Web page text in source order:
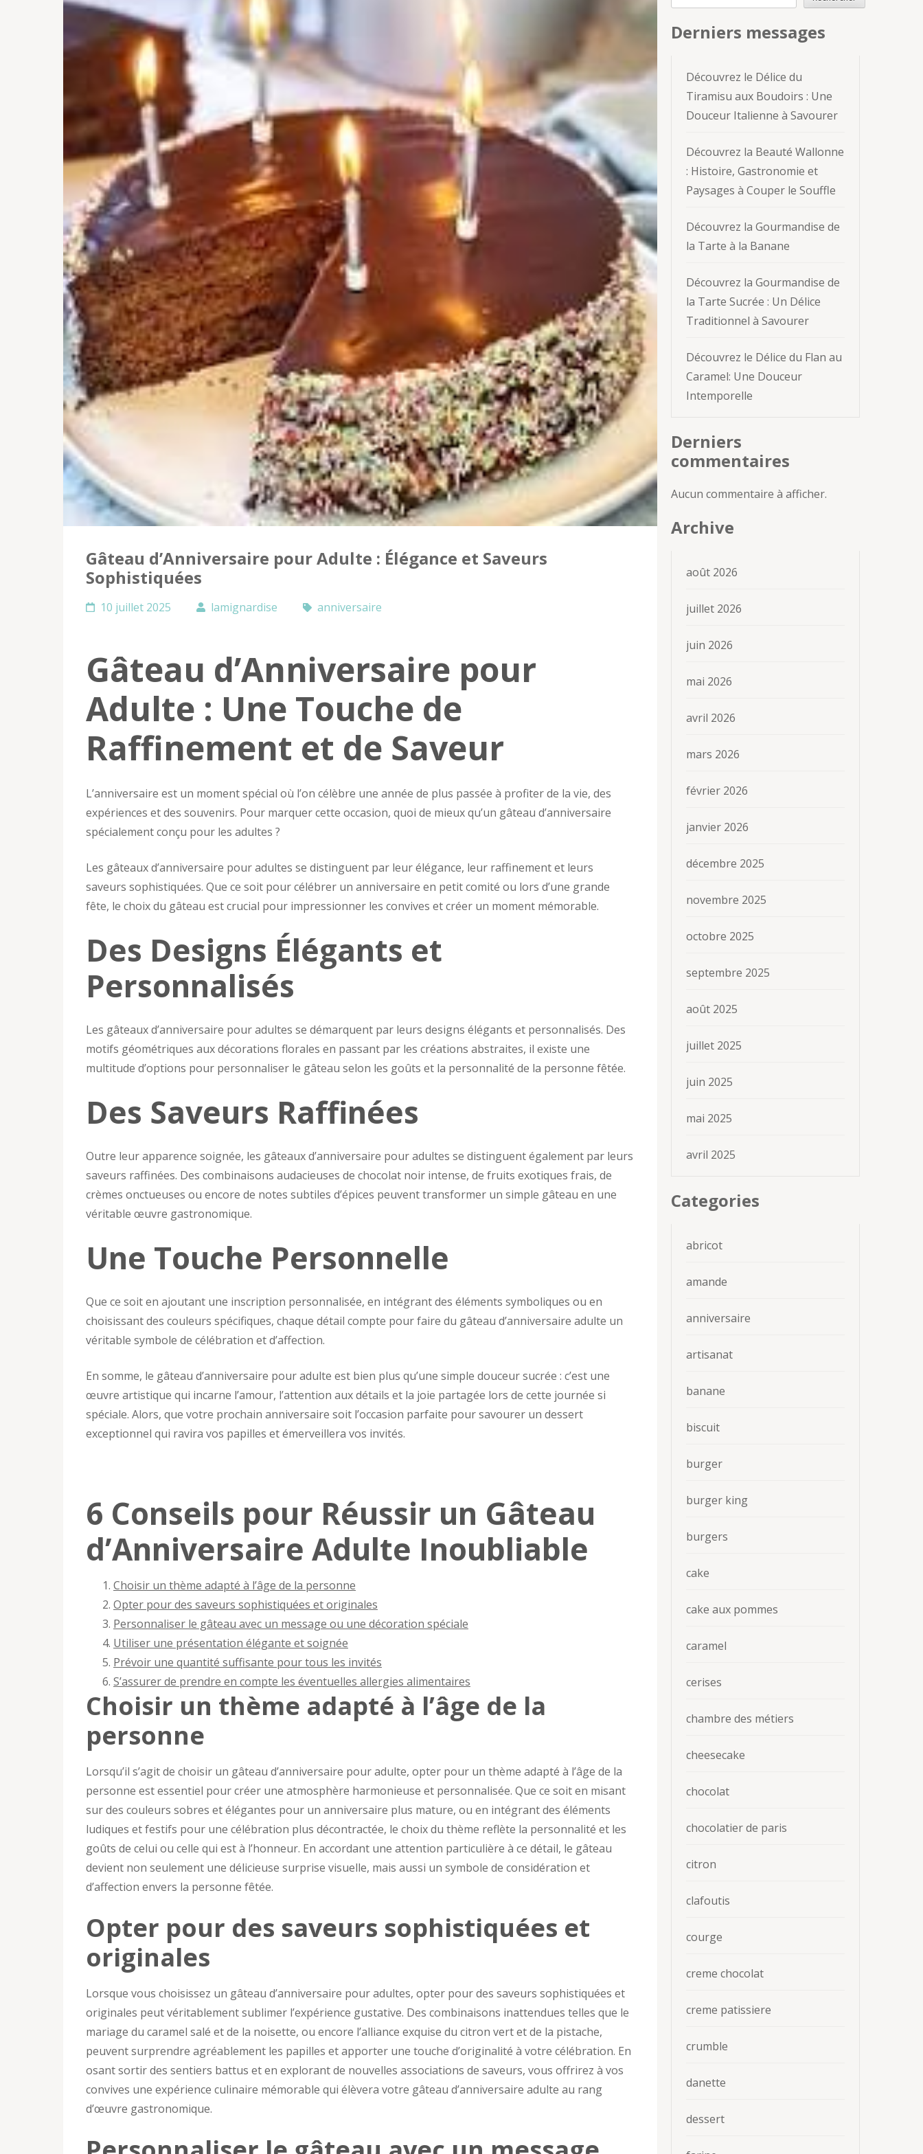
Gâteau d’Anniversaire pour Adulte : Élégance et Saveurs
Sophistiquées
10 juillet 2025 lamignardise anniversaire
Gâteau d’Anniversaire pour
Adulte : Une Touche de
Raffinement et de Saveur
L’anniversaire est un moment spécial où l’on célèbre une année de plus passée à profiter de la vie, des
expériences et des souvenirs. Pour marquer cette occasion, quoi de mieux qu’un gâteau d’anniversaire
spécialement conçu pour les adultes ?
Les gâteaux d’anniversaire pour adultes se distinguent par leur élégance, leur raffinement et leurs
saveurs sophistiquées. Que ce soit pour célébrer un anniversaire en petit comité ou lors d’une grande
fête, le choix du gâteau est crucial pour impressionner les convives et créer un moment mémorable.
Des Designs Élégants et
Personnalisés
Les gâteaux d’anniversaire pour adultes se démarquent par leurs designs élégants et personnalisés. Des
motifs géométriques aux décorations florales en passant par les créations abstraites, il existe une
multitude d’options pour personnaliser le gâteau selon les goûts et la personnalité de la personne fêtée.
Des Saveurs Raffinées
Outre leur apparence soignée, les gâteaux d’anniversaire pour adultes se distinguent également par leurs
saveurs raffinées. Des combinaisons audacieuses de chocolat noir intense, de fruits exotiques frais, de
crèmes onctueuses ou encore de notes subtiles d’épices peuvent transformer un simple gâteau en une
véritable œuvre gastronomique.
Une Touche Personnelle
Que ce soit en ajoutant une inscription personnalisée, en intégrant des éléments symboliques ou en
choisissant des couleurs spécifiques, chaque détail compte pour faire du gâteau d’anniversaire adulte un
véritable symbole de célébration et d’affection.
En somme, le gâteau d’anniversaire pour adulte est bien plus qu’une simple douceur sucrée : c’est une
œuvre artistique qui incarne l’amour, l’attention aux détails et la joie partagée lors de cette journée si
spéciale. Alors, que votre prochain anniversaire soit l’occasion parfaite pour savourer un dessert
exceptionnel qui ravira vos papilles et émerveillera vos invités.
6 Conseils pour Réussir un Gâteau
d’Anniversaire Adulte Inoubliable
Choisir un thème adapté à l’âge de la personne
Opter pour des saveurs sophistiquées et originales
Personnaliser le gâteau avec un message ou une décoration spéciale
Utiliser une présentation élégante et soignée
Prévoir une quantité suffisante pour tous les invités
S’assurer de prendre en compte les éventuelles allergies alimentaires
Choisir un thème adapté à l’âge de la
personne
Lorsqu’il s’agit de choisir un gâteau d’anniversaire pour adulte, opter pour un thème adapté à l’âge de la
personne est essentiel pour créer une atmosphère harmonieuse et personnalisée. Que ce soit en misant
sur des couleurs sobres et élégantes pour un anniversaire plus mature, ou en intégrant des éléments
ludiques et festifs pour une célébration plus décontractée, le choix du thème reflète la personnalité et les
goûts de celui ou celle qui est à l’honneur. En accordant une attention particulière à ce détail, le gâteau
devient non seulement une délicieuse surprise visuelle, mais aussi un symbole de considération et
d’affection envers la personne fêtée.
Opter pour des saveurs sophistiquées et
originales
Lorsque vous choisissez un gâteau d’anniversaire pour adultes, opter pour des saveurs sophistiquées et
originales peut véritablement sublimer l’expérience gustative. Des combinaisons inattendues telles que le
mariage du caramel salé et de la noisette, ou encore l’alliance exquise du citron vert et de la pistache,
peuvent surprendre agréablement les papilles et apporter une touche d’originalité à votre célébration. En
osant sortir des sentiers battus et en explorant de nouvelles associations de saveurs, vous offrirez à vos
convives une expérience culinaire mémorable qui élèvera votre gâteau d’anniversaire adulte au rang
d’œuvre gastronomique.
Derniers messages
Découvrez le Délice du
Tiramisu aux Boudoirs : Une
Douceur Italienne à Savourer
Découvrez la Beauté Wallonne
: Histoire, Gastronomie et
Paysages à Couper le Souffle
Découvrez la Gourmandise de
la Tarte à la Banane
Découvrez la Gourmandise de
la Tarte Sucrée : Un Délice
Traditionnel à Savourer
Découvrez le Délice du Flan au
Caramel: Une Douceur
Intemporelle
Derniers
commentaires
Aucun commentaire à afficher.
Archive
août 2026
juillet 2026
juin 2026
mai 2026
avril 2026
mars 2026
février 2026
janvier 2026
décembre 2025
novembre 2025
octobre 2025
septembre 2025
août 2025
juillet 2025
juin 2025
mai 2025
avril 2025
Categories
abricot
amande
anniversaire
artisanat
banane
biscuit
burger
burger king
burgers
cake
cake aux pommes
caramel
cerises
chambre des métiers
cheesecake
chocolat
chocolatier de paris
citron
clafoutis
courge
creme chocolat
creme patissiere
crumble
danette
dessert